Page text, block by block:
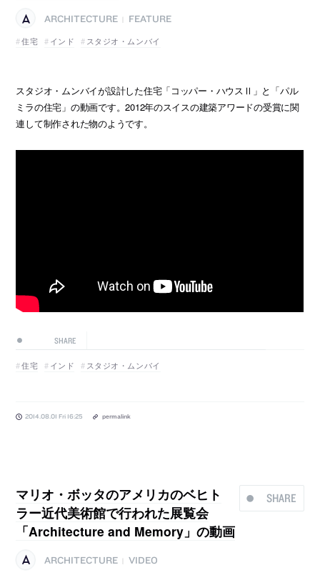
ARCHITECTURE
FEATURE
住宅
インド スタジオ・ムンバイ
スタジオ・ムンバイが設計した住宅「コッパー・ハウスⅡ」と「パル
ミラの住宅」の動画です。2012年のスイスの建築アワードの受賞に関
連して制作された物のようです。
SHARE
住宅 インド スタジオ・ムンバイ
2014.08.01 Fri 16:25 permalink
SHARE
マリオ・ボッタのアメリカのベヒト
ラー近代美術館で行われた展覧会
「Architecture and Memory」の動画
ARCHITECTURE VIDEO